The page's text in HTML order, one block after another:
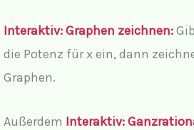
Interaktiv: Graphen zeichnen:
die Potenz für x ein, dann
Graphen.
Außerdem Interaktiv: